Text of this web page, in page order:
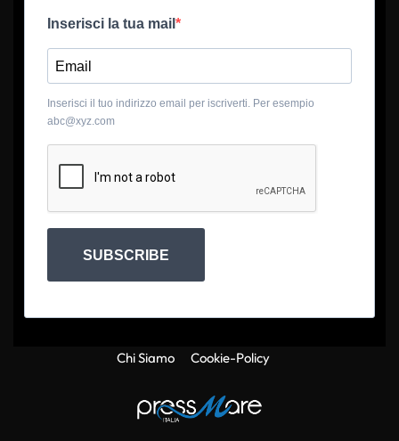
Inserisci la tua mail
Inserisci il tuo indirizzo email per iscriverti. Per esempio
abc@xyz.com
SUBSCRIBE
Chi Siamo Cookie-Policy